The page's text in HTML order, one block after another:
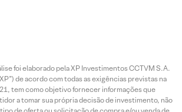
foi elaborado pela XP Investimentos CCTVM S.A.
de acordo com todas as exigências previstas na
tem como objetivo fornecer informações que
a tomar sua própria decisão de investimento, não